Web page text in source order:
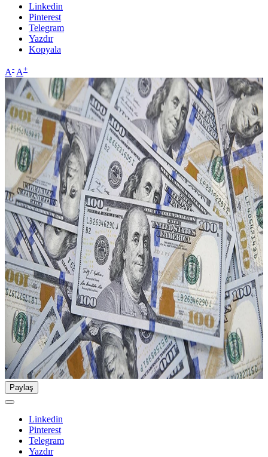
Linkedin
Pinterest
Telegram
Yazdır
Kopyala
A- A+
Paylaş
Linkedin
Pinterest
Telegram
Yazdır